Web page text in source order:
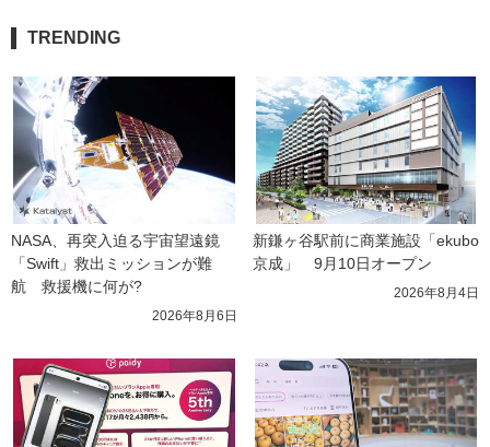
TRENDING
NASA、再突入迫る宇宙望遠鏡
「Swift」救出ミッションが難
航　救援機に何が?
2026年8月6日
新鎌ヶ谷駅前に商業施設「ekubo
京成」　9月10日オープン
2026年8月4日